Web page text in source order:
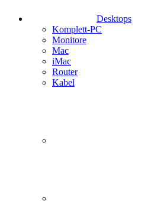
Desktops
Komplett-PC
Monitore
Mac
iMac
Router
Kabel